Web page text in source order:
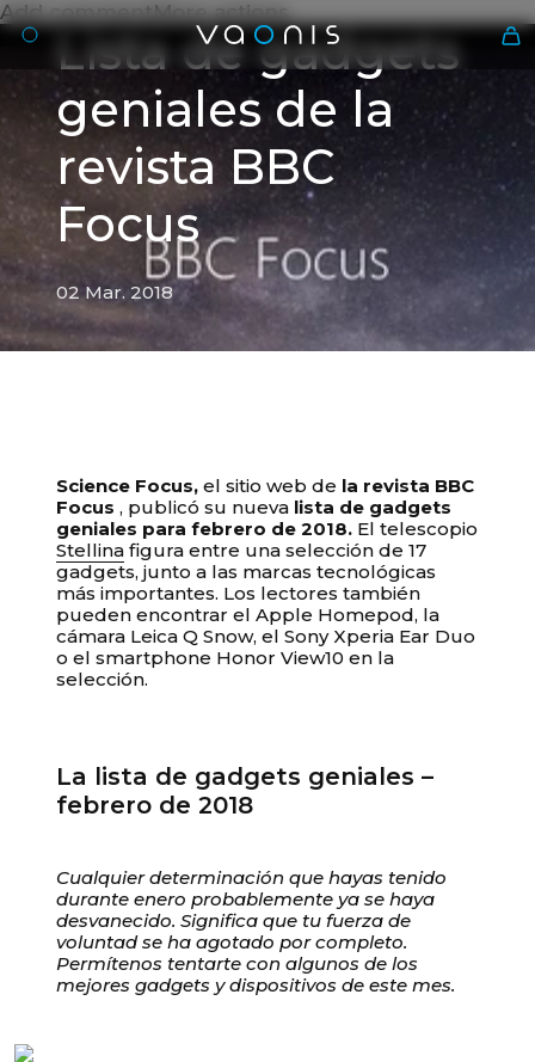
Es
Add commentMore actions
Lista de gadgets
geniales de la
revista BBC
Focus
02 Mar. 2018
Science Focus, el sitio web de la revista BBC
Focus , publicó su nueva lista de gadgets
geniales para febrero de 2018. El telescopio
Stellina figura entre una selección de 17
gadgets, junto a las marcas tecnológicas
más importantes. Los lectores también
pueden encontrar el Apple Homepod, la
cámara Leica Q Snow, el Sony Xperia Ear Duo
o el smartphone Honor View10 en la
selección.
La lista de gadgets geniales –
febrero de 2018
Cualquier determinación que hayas tenido
durante enero probablemente ya se haya
desvanecido. Significa que tu fuerza de
voluntad se ha agotado por completo.
Permítenos tentarte con algunos de los
mejores gadgets y dispositivos de este mes.
Su carrito está vacío
Unable to load recommendations.